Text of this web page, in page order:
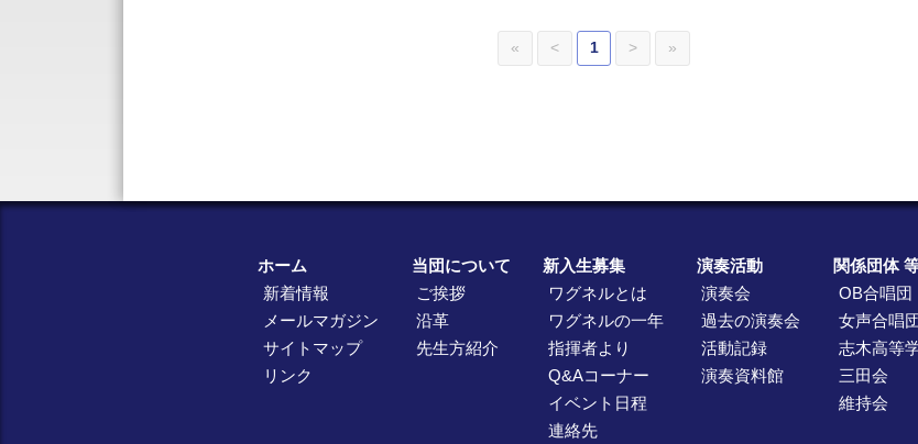
« < 1 > »
ホーム
新着情報
メールマガジン
サイトマップ
リンク
当団について
ご挨拶
沿革
先生方紹介
新入生募集
ワグネルとは
ワグネルの一年
指揮者より
Q&Aコーナー
イベント日程
連絡先
演奏活動
演奏会
過去の演奏会
活動記録
演奏資料館
関係団体
OB合唱団
女声合唱
志木高等
三田会
維持会